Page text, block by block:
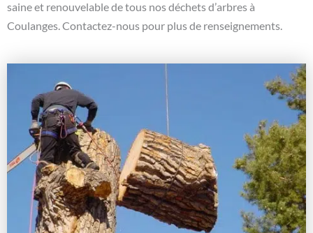
saine et renouvelable de tous nos déchets d’arbres à
Coulanges. Contactez-nous pour plus de renseignements.